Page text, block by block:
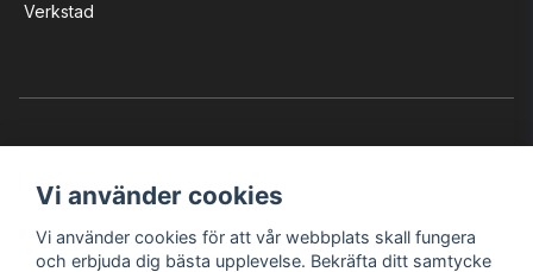
Verkstad
Instagram Facebook YouTube
Vi använder cookies
Vi använder cookies för att vår webbplats skall fungera
och erbjuda dig bästa upplevelse. Bekräfta ditt samtycke